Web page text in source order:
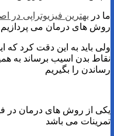
ما در بهترین فیزیوتراپی در
روش های درمان می پردازیم
ولی باید به این دقت کرد که
نقاط بدن اسیب برساند به
رساندن را بگیریم
یکی از روش های درمان در
تمرینات می باشد